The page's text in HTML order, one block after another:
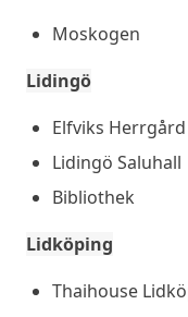
Moskogen
Lidingö
Elfviks Herrgård
Lidingö Saluhall
Bibliothek
Lidköping
Thaihouse